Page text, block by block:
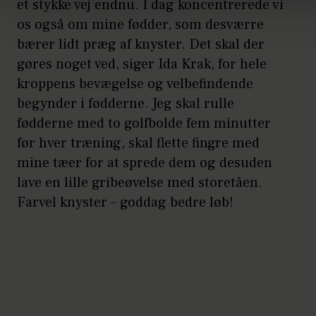
et stykke vej endnu. I dag koncentrerede vi
os også om mine fødder, som desværre
bærer lidt præg af knyster. Det skal der
gøres noget ved, siger Ida Krak, for hele
kroppens bevægelse og velbefindende
begynder i fødderne. Jeg skal rulle
fødderne med to golfbolde fem minutter
før hver træning, skal flette fingre med
mine tæer for at sprede dem og desuden
lave en lille gribeøvelse med storetåen.
Farvel knyster – goddag bedre løb!